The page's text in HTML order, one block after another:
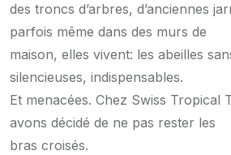
des troncs d’arbres, d’anciennes
parfois même dans des murs de
maison, elles vivent: les abeilles
silencieuses, indispensables.
Et menacées. Chez Swiss Tropical
avons décidé de ne pas rester les
bras croisés.